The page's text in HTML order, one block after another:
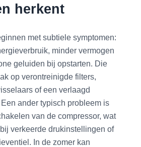
herkent
met subtiele symptomen:
minder vermogen
geluiden bij opstarten. Die
op verontreinigde filters,
of een verlaagd
ander typisch probleem is
van de compressor, wat
verkeerde drukinstellingen of
In de zomer kan